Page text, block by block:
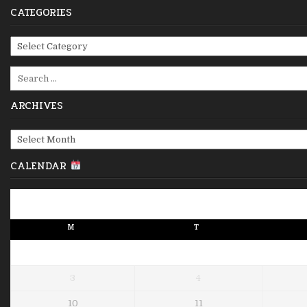
CATEGORIES
Categories
ARCHIVES
Archives
CALENDAR
M T
3 4
10 11